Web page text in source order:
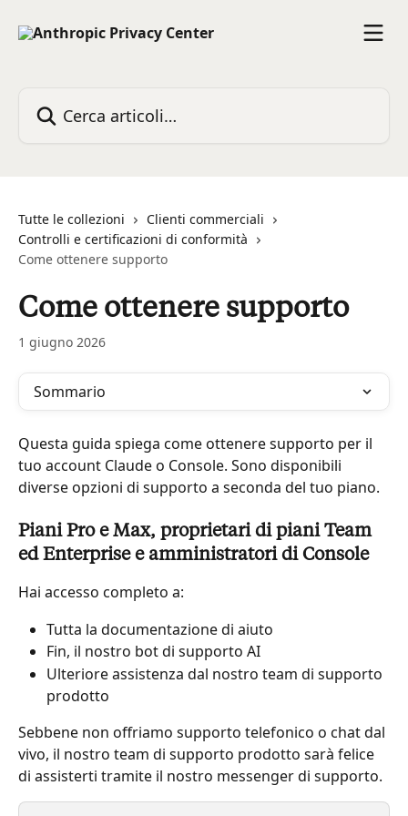
Tutte le collezioni
Clienti commerciali
Controlli e certificazioni di conformità
Come ottenere supporto
Come ottenere supporto
1 giugno 2026
Sommario
Questa guida spiega come ottenere supporto per il
tuo account Claude o Console. Sono disponibili
diverse opzioni di supporto a seconda del tuo piano.
Piani Pro e Max, proprietari di piani Team
ed Enterprise e amministratori di Console
Hai accesso completo a:
Tutta la documentazione di aiuto
Fin, il nostro bot di supporto AI
Ulteriore assistenza dal nostro team di supporto
prodotto
Sebbene non offriamo supporto telefonico o chat dal
vivo, il nostro team di supporto prodotto sarà felice
di assisterti tramite il nostro messenger di supporto.